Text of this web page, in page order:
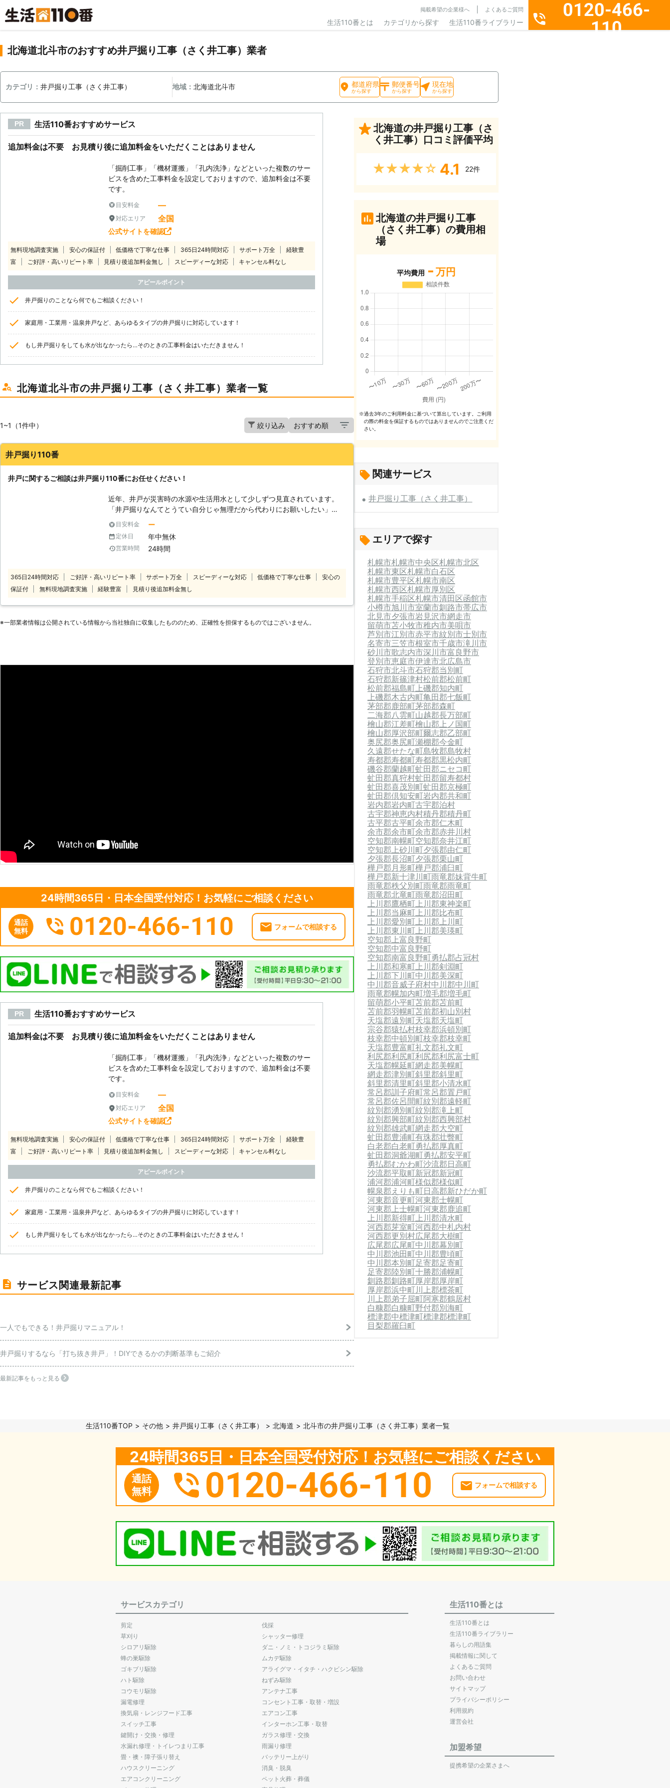
掲載希望の企業様へ よくあるご質問
生活110番とは カテゴリから探す 生活110番ライブラリー
0120-466-
110
北海道北斗市のおすすめ井戸掘り工事（さく井工事）業者
カテゴリ： 井戸掘り工事（さく井工事） 地域：北海道北斗市 都道府県
から探す
郵便番号
から探す
現在地
から探す
PR 生活110番おすすめサービス
追加料金は不要 お見積り後に追加料金をいただくことはありません
「掘削工事」「機材運搬」「孔内洗浄」などといった複数のサー
ビスを含めた工事料金を設定しておりますので、追加料金は不要
です。
目安料金 ―
対応エリア 全国
公式サイトを確認
無料現地調査実施 安心の保証付 低価格で丁寧な仕事 365日24時間対応 サポート万全
経験豊
富
ご好評・高いリピート率 見積り後追加料金無し スピーディーな対応 キャンセル料なし
アピールポイント
井戸掘りのことなら何でもご相談ください！
家庭用・工業用・温泉井戸など、あらゆるタイプの井戸掘りに対応しています！
もし井戸掘りをしても水が出なかったら…そのときの工事料金はいただきません！
北海道北斗市の井戸掘り工事（さく井工事）業者一覧
1~1（1件中） 絞り込み
井戸掘り110番
井戸に関するご相談は井戸掘り110番にお任せください！
近年、井戸が災害時の水源や生活用水として少しずつ見直されています。
「井戸掘りなんてとうてい自分じゃ無理だから代わりにお願いしたい」
「家にある井戸を防災用にできないか？」など 井戸に関するご相談なら、
井戸掘り110番にお任せください。 井戸掘り110番は、24時間365日いつで
もコールセンターが稼働しておりますので、お客様のご都合に応じた時間帯
にご相談を承ることが可能です。 コールセンターのスタッフがお客様のご
スタッフがお伺い。 確実・丁寧・迅速をモットーとしお客様のご希望やご
要望に沿って井戸掘り工事を行います。 また、水が出なかった場合、工事
料金はいただきません。 ご利用いただいたお客様からも井戸掘り110番に満
足のお声を多数頂戴しております。 井戸掘りをご検討の際は、井戸掘り110
目安料金 ー
定休日 年中無休
営業時間 24時間
365日24時間対応 ご好評・高いリピート率 サポート万全 スピーディーな対応 低価格で丁寧な仕事
安心の
保証付
無料現地調査実施 経験豊富 見積り後追加料金無し
※⼀部業者情報は公開されている情報から当社独⾃に収集したもののため、正確性を担保するものではございません。
24時間365日・日本全国受付対応！お気軽にご相談ください
通話
無料
0120-466-110 フォームで相談する
PR 生活110番おすすめサービス
追加料金は不要 お見積り後に追加料金をいただくことはありません
「掘削工事」「機材運搬」「孔内洗浄」などといった複数のサー
ビスを含めた工事料金を設定しておりますので、追加料金は不要
です。
目安料金 ―
対応エリア 全国
公式サイトを確認
無料現地調査実施 安心の保証付 低価格で丁寧な仕事 365日24時間対応 サポート万全
経験豊
富
ご好評・高いリピート率 見積り後追加料金無し スピーディーな対応 キャンセル料なし
アピールポイント
井戸掘りのことなら何でもご相談ください！
家庭用・工業用・温泉井戸など、あらゆるタイプの井戸掘りに対応しています！
もし井戸掘りをしても水が出なかったら…そのときの工事料金はいただきません！
サービス関連最新記事
一人でもできる！井戸掘りマニュアル！
井戸掘りするなら「打ち抜き井戸」！DIYできるかの判断基準もご紹介
最新記事をもっと見る
北海道の井戸掘り工事（さ
く井工事）口コミ評価平均
★★★★★ 4.1 22件
北海道の井戸掘り工事
（さく井工事）の費用相
場
平均費用 - 万円
※過去3年のご利⽤料⾦に基づいて算出しています。ご利⽤
の際の料⾦を保証するものではありませんのでご注意くだ
さい。
関連サービス
井戸掘り工事（さく井工事）
エリアで探す
札幌市札幌市中央区札幌市北区
札幌市東区札幌市白石区
札幌市豊平区札幌市南区
札幌市西区札幌市厚別区
札幌市手稲区札幌市清田区函館市
小樽市旭川市室蘭市釧路市帯広市
北見市夕張市岩見沢市網走市
留萌市苫小牧市稚内市美唄市
芦別市江別市赤平市紋別市士別市
名寄市三笠市根室市千歳市滝川市
砂川市歌志内市深川市富良野市
登別市恵庭市伊達市北広島市
石狩市北斗市石狩郡当別町
石狩郡新篠津村松前郡松前町
松前郡福島町上磯郡知内町
上磯郡木古内町亀田郡七飯町
茅部郡鹿部町茅部郡森町
二海郡八雲町山越郡長万部町
檜山郡江差町檜山郡上ノ国町
檜山郡厚沢部町爾志郡乙部町
奥尻郡奥尻町瀬棚郡今金町
久遠郡せたな町島牧郡島牧村
寿都郡寿都町寿都郡黒松内町
磯谷郡蘭越町虻田郡ニセコ町
虻田郡真狩村虻田郡留寿都村
虻田郡喜茂別町虻田郡京極町
虻田郡倶知安町岩内郡共和町
岩内郡岩内町古宇郡泊村
古宇郡神恵内村積丹郡積丹町
古平郡古平町余市郡仁木町
余市郡余市町余市郡赤井川村
空知郡南幌町空知郡奈井江町
空知郡上砂川町夕張郡由仁町
夕張郡長沼町夕張郡栗山町
樺戸郡月形町樺戸郡浦臼町
樺戸郡新十津川町雨竜郡妹背牛町
雨竜郡秩父別町雨竜郡雨竜町
雨竜郡北竜町雨竜郡沼田町
上川郡鷹栖町上川郡東神楽町
上川郡当麻町上川郡比布町
上川郡愛別町上川郡上川町
上川郡東川町上川郡美瑛町
空知郡上富良野町
空知郡中富良野町
空知郡南富良野町勇払郡占冠村
上川郡和寒町上川郡剣淵町
上川郡下川町中川郡美深町
中川郡音威子府村中川郡中川町
雨竜郡幌加内町増毛郡増毛町
留萌郡小平町苫前郡苫前町
苫前郡羽幌町苫前郡初山別村
天塩郡遠別町天塩郡天塩町
宗谷郡猿払村枝幸郡浜頓別町
枝幸郡中頓別町枝幸郡枝幸町
天塩郡豊富町礼文郡礼文町
利尻郡利尻町利尻郡利尻富士町
天塩郡幌延町網走郡美幌町
網走郡津別町斜里郡斜里町
斜里郡清里町斜里郡小清水町
常呂郡訓子府町常呂郡置戸町
常呂郡佐呂間町紋別郡遠軽町
紋別郡湧別町紋別郡滝上町
紋別郡興部町紋別郡西興部村
紋別郡雄武町網走郡大空町
虻田郡豊浦町有珠郡壮瞥町
白老郡白老町勇払郡厚真町
虻田郡洞爺湖町勇払郡安平町
勇払郡むかわ町沙流郡日高町
沙流郡平取町新冠郡新冠町
浦河郡浦河町様似郡様似町
幌泉郡えりも町日高郡新ひだか町
河東郡音更町河東郡士幌町
河東郡上士幌町河東郡鹿追町
上川郡新得町上川郡清水町
河西郡芽室町河西郡中札内村
河西郡更別村広尾郡大樹町
広尾郡広尾町中川郡幕別町
中川郡池田町中川郡豊頃町
中川郡本別町足寄郡足寄町
足寄郡陸別町十勝郡浦幌町
釧路郡釧路町厚岸郡厚岸町
厚岸郡浜中町川上郡標茶町
川上郡弟子屈町阿寒郡鶴居村
白糠郡白糠町野付郡別海町
標津郡中標津町標津郡標津町
目梨郡羅臼町
生活110番TOP その他 井戸掘り工事（さく井工事） 北海道 北斗市の井戸掘り工事（さく井工事）業者一覧
24時間365日・日本全国受付対応！お気軽にご相談ください
通話
無料
0120-466-110 フォームで相談する
サービスカテゴリ
剪定
伐採
草刈り
シャッター修理
シロアリ駆除
ダニ・ノミ・トコジラミ駆除
蜂の巣駆除
ムカデ駆除
ゴキブリ駆除
アライグマ・イタチ・ハクビシン駆除
ハト駆除
ねずみ駆除
コウモリ駆除
アンテナ工事
漏電修理
コンセント工事・取替・増設
換気扇・レンジフード工事
エアコン工事
スイッチ工事
インターホン工事・取替
鍵開け・交換・修理
ガラス修理・交換
水漏れ修理・トイレつまり工事
雨漏り修理
畳・襖・障子張り替え
バッテリー上がり
ハウスクリーニング
消臭・脱臭
エアコンクリーニング
ペット火葬・葬儀
生活110番とは
生活110番とは
生活110番ライブラリー
暮らしの用語集
掲載情報に関して
よくあるご質問
お問い合わせ
サイトマップ
プライバシーポリシー
利用規約
運営会社
加盟希望
提携希望の企業さまへ